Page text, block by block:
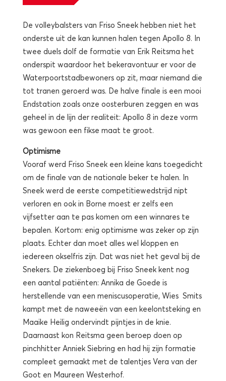
De volleybalsters van Friso Sneek hebben niet het
onderste uit de kan kunnen halen tegen Apollo 8. In
twee duels dolf de formatie van Erik Reitsma het
onderspit waardoor het bekeravontuur er voor de
Waterpoortstadbewoners op zit, maar niemand die
tot tranen geroerd was. De halve finale is een mooi
Endstation zoals onze oosterburen zeggen en was
geheel in de lijn der realiteit: Apollo 8 in deze vorm
was gewoon een fikse maat te groot.
Optimisme
Vooraf werd Friso Sneek een kleine kans toegedicht
om de finale van de nationale beker te halen. In
Sneek werd de eerste competitiewedstrijd nipt
verloren en ook in Borne moest er zelfs een
vijfsetter aan te pas komen om een winnares te
bepalen. Kortom: enig optimisme was zeker op zijn
plaats. Echter dan moet alles wel kloppen en
iedereen okselfris zijn. Dat was niet het geval bij de
Snekers. De ziekenboeg bij Friso Sneek kent nog
een aantal patiënten: Annika de Goede is
herstellende van een meniscusoperatie, Wies Smits
kampt met de naweeën van een keelontsteking en
Maaike Heilig ondervindt pijntjes in de knie.
Daarnaast kon Reitsma geen beroep doen op
pinchhitter Anniek Siebring en had hij zijn formatie
compleet gemaakt met de talentjes Vera van der
Goot en Maureen Westerhof.